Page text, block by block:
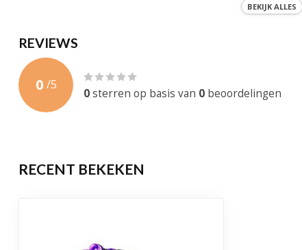
Gewicht
Levensduur 30.000
Garantie
BEKIJK ALLES
REVIEWS
0 /5
0sterren op basis van 0 beoordelingen
RECENT BEKEKEN